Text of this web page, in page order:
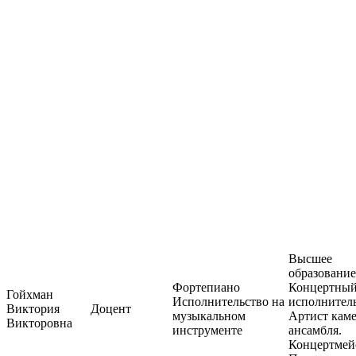
Гойхман
Виктория
Викторовна
Доцент
Фортепиано
Исполнительство на
музыкальном
инструменте
Высшее
Артист
ансамбля.